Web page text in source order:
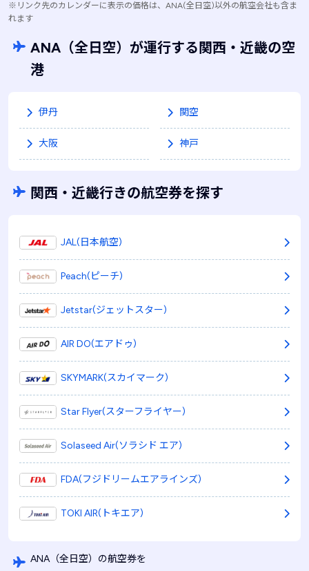
※リンク先のカレンダーに表示の価格は、ANA(全日空)以外の航空会社も含ま
れます
ANA （全日空） が運行する関西・近畿の空
港
伊丹 関空
大阪 神戸
関西・近畿行きの航空券を探す
JAL(日本航空)
Peach(ピーチ)
Jetstar(ジェットスター)
AIR DO(エアドゥ)
SKYMARK(スカイマーク)
Star Flyer(スターフライヤー)
Solaseed Air(ソラシド エア)
FDA(フジドリームエアラインズ)
TOKI AIR(トキエア)
ANA（全日空） の航空券を